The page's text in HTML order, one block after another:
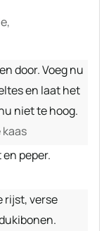
door. Voeg nu
en laat het
niet te hoog.
peper.
rijst, verse